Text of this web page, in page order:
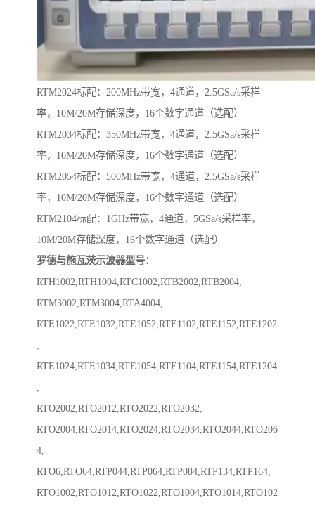
RTM2024标配：200MHz带宽，4通道，2.5GSa/s采样
率，10M/20M存储深度，16个数字通道（选配）
RTM2034标配：350MHz带宽，4通道，2.5GSa/s采样
率，10M/20M存储深度，16个数字通道（选配）
RTM2054标配：500MHz带宽，4通道，2.5GSa/s采样
率，10M/20M存储深度，16个数字通道（选配）
RTM2104标配：1GHz带宽，4通道，5GSa/s采样率，
10M/20M存储深度，16个数字通道（选配）
罗德与施瓦茨示波器型号：
RTH1002,RTH1004,RTC1002,RTB2002,RTB2004,
RTM3002,RTM3004,RTA4004,
RTE1022,RTE1032,RTE1052,RTE1102,RTE1152,RTE1202
,
RTE1024,RTE1034,RTE1054,RTE1104,RTE1154,RTE1204
,
RTO2002,RTO2012,RTO2022,RTO2032,
RTO2004,RTO2014,RTO2024,RTO2034,RTO2044,RTO206
4,
RTO6,RTO64,RTP044,RTP064,RTP084,RTP134,RTP164,
RTO1002,RTO1012,RTO1022,RTO1004,RTO1014,RTO102